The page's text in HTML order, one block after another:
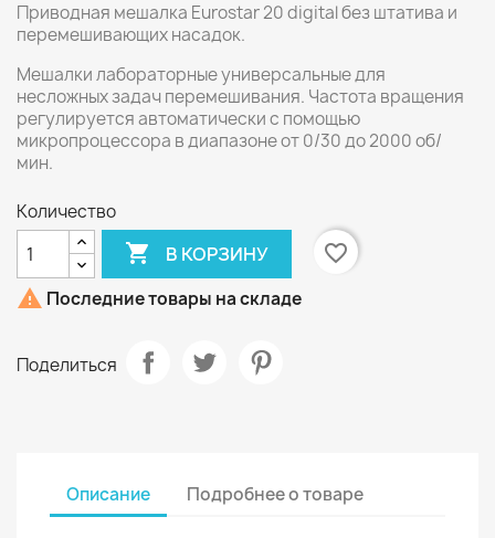
Приводная мешалка Eurostar 20 digital без штатива и
перемешивающих насадок.
Мешалки лабораторные универсальные для
несложных задач перемешивания. Частота вращения
регулируется автоматически с помощью
микропроцессора в диапазоне от 0/30 до 2000 об/
мин.
Количество
 В КОРЗИНУ
favorite_border
 Последние товары на складе
Поделиться
Описание Подробнее о товаре